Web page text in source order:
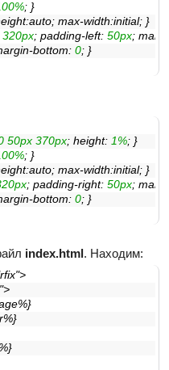
; }
:auto; max-width:initial; }
320px; padding-left: 50px;
bottom: 0; }
50px 370px; height: 1%; }
; }
:auto; max-width:initial; }
; padding-right: 50px;
bottom: 0; }
index.html. Находим: